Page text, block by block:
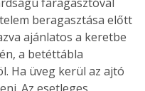
beragasztása előtt
ajánlatos a keretbe
a betéttábla
Ha üveg kerül az ajtó